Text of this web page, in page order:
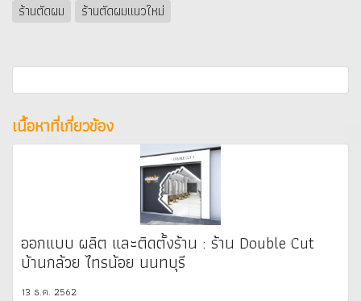
ร้านตัดผม ร้านตัดผมแนวใหม่
เนื้อหาที่เกี่ยวข้อง
ออกแบบ ผลิต และติดตั้งร้าน : ร้าน Double Cut
บ้านกล้วย ไทรน้อย นนทบุรี
13 ธ.ค. 2562